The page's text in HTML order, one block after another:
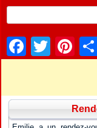
Twitter